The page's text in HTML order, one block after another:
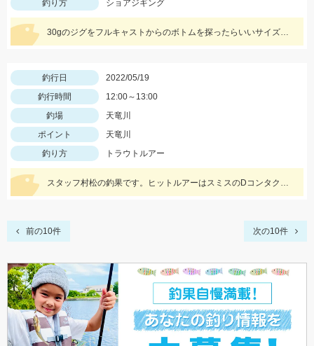
釣り方 ショアジギング
30gのジグをフルキャストからのボトムを探ったらいいサイズのホウボウが釣れました。
釣行日
2022/05/19
釣行時間
12:00～13:00
釣場
天竜川
ポイント
天竜川
釣り方
トラウトルアー
スタッフ村松の釣果です。ヒットルアーはスミスのDコンタクト63の鮎カラー。
前の10件 次の10件